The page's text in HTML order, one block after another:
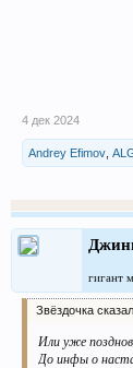
4 дек 2024
Andrey Efimov
гигант
Звёздочка
Или уже
До инфы о